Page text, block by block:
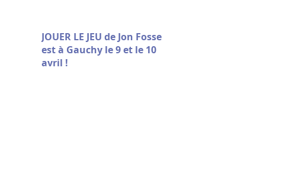
JOUER LE JEU de Jon Fosse
est à Gauchy le 9 et le 10
avril !